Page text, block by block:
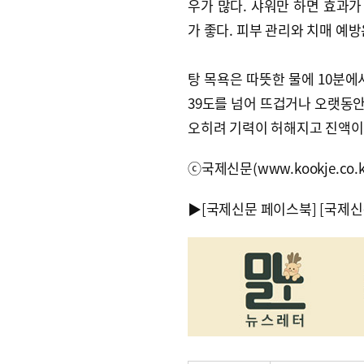
우가 많다. 샤워만 하면 효과
가 좋다. 피부 관리와 치매 예
탕 목욕은 따뜻한 물에 10분
39도를 넘어 뜨겁거나 오랫동
오히려 기력이 허해지고 진액
ⓒ국제신문
▶[국제신문 페이스북] [국제